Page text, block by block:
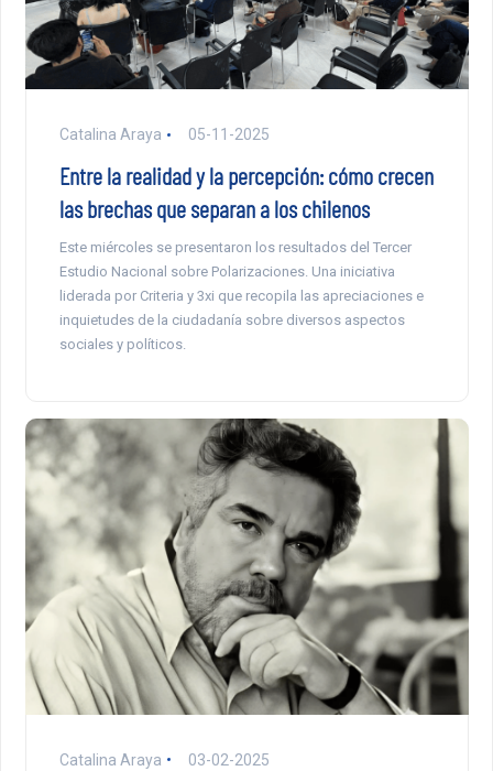
Catalina Araya 05-11-2025
Entre la realidad y la percepción: cómo crecen
las brechas que separan a los chilenos
Este miércoles se presentaron los resultados del Tercer
Estudio Nacional sobre Polarizaciones. Una iniciativa
liderada por Criteria y 3xi que recopila las apreciaciones e
inquietudes de la ciudadanía sobre diversos aspectos
sociales y políticos.
Catalina Araya 03-02-2025